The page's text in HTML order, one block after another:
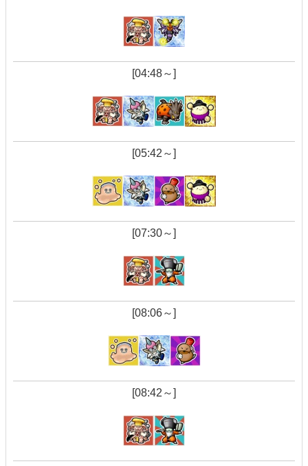
[04:48～]
[05:42～]
[07:30～]
[08:06～]
[08:42～]